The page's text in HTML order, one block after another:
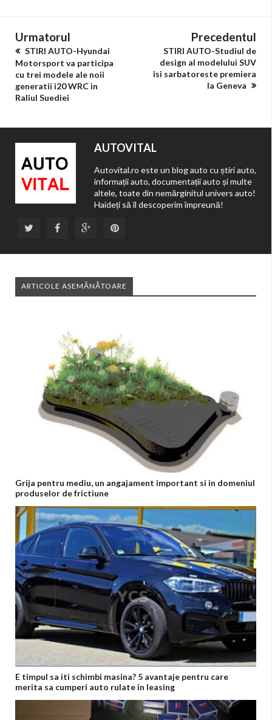
Urmatorul
STIRI AUTO-Hyundai
Motorsport va participa
cu trei modele ale noii
generatii i20 WRC in
Raliul Suediei
Precedentul
STIRI AUTO-Studiul de
design al modelului SUV
isi sarbatoreste premiera
la Geneva
AUTOVITAL
Autovital.ro este un blog auto cu știri auto,
informații auto, documentații auto și multe
altele, toate din nemărginitul univers auto!
Haideți să îl descoperim împreună!
ARTICOLE ASEMĂNĂTOARE
Grija pentru mediu, un angajament important si in domeniul
produselor de frictiune
E timpul sa iti schimbi masina? 5 avantaje pentru care
merita sa cumperi auto rulate in leasing